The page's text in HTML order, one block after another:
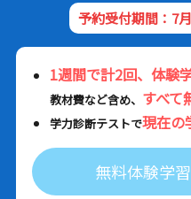
予約受付期間：7
1週間で計2回、体験
教材費など含め、 すべて
学力診断テストで現在の
無料体験学